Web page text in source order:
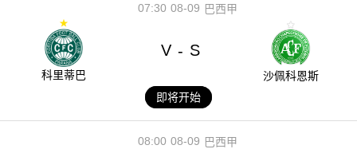
08-09
07:30 巴西甲
科里蒂巴
V - S
沙佩科恩斯
即将开始
08-09
08:00 巴西甲